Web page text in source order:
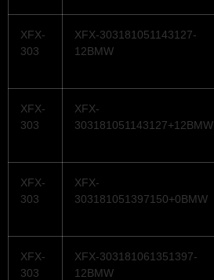
XFX-
303
XFX-303181051143127-
12BMW
XFX-
303
XFX-
303181051143127+12BMW
XFX-
303
XFX-
303181051397150+0BMW
XFX-
303
XFX-303181061351397-
12BMW